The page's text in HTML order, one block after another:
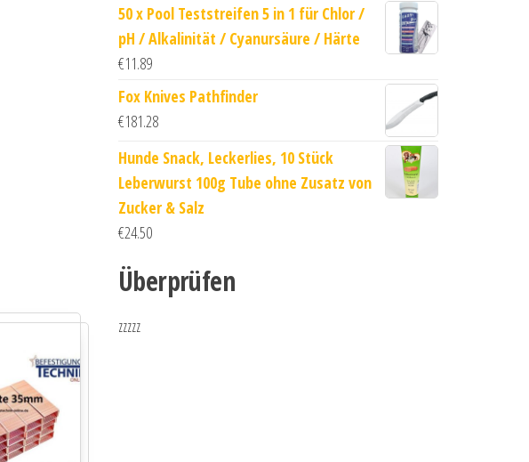
50 x Pool Teststreifen 5 in 1 für Chlor /
pH / Alkalinität / Cyanursäure / Härte
€11.89
Fox Knives Pathfinder
€181.28
Hunde Snack, Leckerlies, 10 Stück
Leberwurst 100g Tube ohne Zusatz von
Zucker & Salz
€24.50
Überprüfen
zzzzz